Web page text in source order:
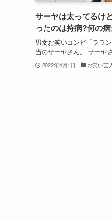
サーヤは太ってるけ
ったのは持病?何の
男女お笑いコンビ「ララ
当のサーヤさん。 サーヤ
2022年4月1日 お笑い芸人